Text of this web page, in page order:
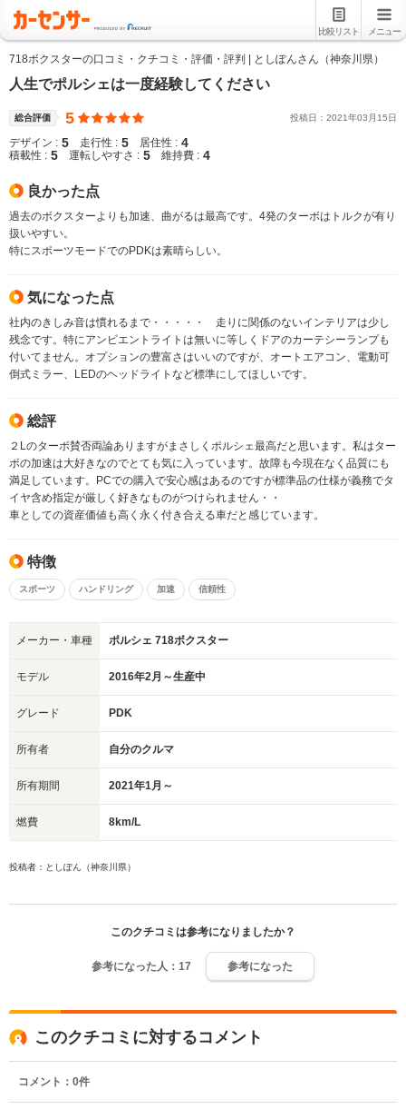
比較リスト メニュー
718ボクスターの口コミ・クチコミ・評価・評判 | としぽんさん（神奈川県）
人生でポルシェは一度経験してください
総合評価 5 投稿日： 2021年03 月 15日
デザイン : 5 走行性 : 5 居住性 : 4
積載性 : 5 運転しやすさ : 5 維持費 : 4
良かった点
過去のボクスターよりも加速、曲がるは最高です。4発のターボはトルクが有り
扱いやすい。
特にスポーツモードでのPDKは素晴らしい。
気になった点
社内のきしみ音は慣れるまで・・・・・ 走りに関係のないインテリアは少し
残念です。特にアンビエントライトは無いに等しくドアのカーテシーランプも
付いてません。オプションの豊富さはいいのですが、オートエアコン、電動可
倒式ミラー、LEDのヘッドライトなど標準にしてほしいです。
総評
２Lのターボ賛否両論ありますがまさしくポルシェ最高だと思います。私はター
ボの加速は大好きなのでとても気に入っています。故障も今現在なく品質にも
満足しています。PCでの購入で安心感はあるのですが標準品の仕様が義務でタ
イヤ含め指定が厳しく好きなものがつけられません・・
車としての資産価値も高く永く付き合える車だと感じています。
特徴
スポーツ ハンドリング 加速 信頼性
メーカー・車種 ポルシェ 718ボクスター
モデル 2016年2月～生産中
グレード PDK
所有者 自分のクルマ
所有期間 2021年1月～
燃費 8km/L
投稿者：としぽん（神奈川県）
このクチコミは参考になりましたか？
参考になった人： 17 参考になった
このクチコミに対するコメント
コメント： 0件